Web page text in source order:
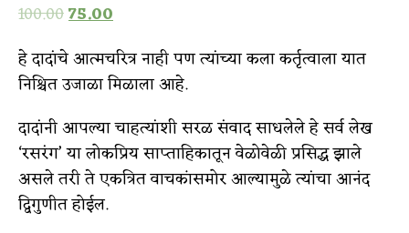
100.0075.00
हे दादांचे आत्मचरित्र नाही पण त्यांच्या कला कर्तृत्वाला यात
निश्चित उजाळा मिळाला आहे.
दादांनी आपल्या चाहत्यांशी सरळ संवाद साधलेले हे सर्व लेख
‘रसरंग’ या लोकप्रिय साप्ताहिकातून वेळोवेळी प्रसिद्ध झाले
असले तरी ते एकत्रित वाचकांसमोर आल्यामुळे त्यांचा आनंद
द्विगुणीत होईल.